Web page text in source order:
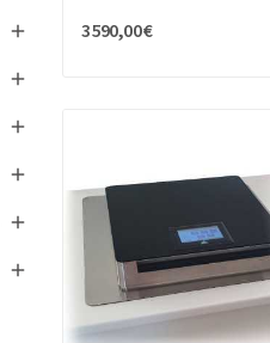






3 590,00 €